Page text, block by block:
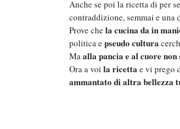
Anche se poi la ricetta di per
contraddizione, semmai e una
Prove che la cucina da in
politica e pseudo cultura
Maalla pancia e al cuore non
Ora a voi la ricetta e vi prego
ammantato di altra bellezza